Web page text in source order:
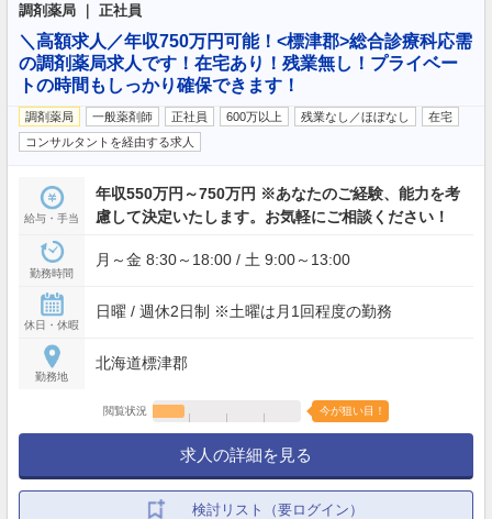
調剤薬局 ｜ 正社員
＼高額求人／年収750万円可能！<標津郡>総合診療科応需
の調剤薬局求人です！在宅あり！残業無し！プライベー
トの時間もしっかり確保できます！
調剤薬局 一般薬剤師 正社員 600万以上 残業なし／ほぼなし
在宅
コンサルタントを経由する求人
給与・手当
年収550万円～750万円 ※あなたのご経験、能力を考
慮して決定いたします。お気軽にご相談ください！
勤務時間
月～金 8:30～18:00 / 土 9:00～13:00
休日・休暇
日曜 / 週休2日制 ※土曜は月1回程度の勤務
勤務地
北海道標津郡
閲覧状況 今が狙い目！
求人の詳細を見る
検討リスト（要ログイン）